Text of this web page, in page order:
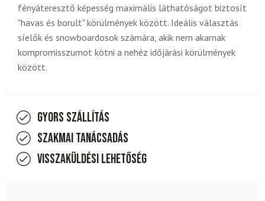
fényáteresztő képesség maximális láthatóságot biztosít
"havas és borult" körülmények között. Ideális választás
síelők és snowboardosok számára, akik nem akarnak
kompromisszumot kötni a nehéz időjárási körülmények
között.
Gyors szállítás
Szakmai tanácsadás
Visszaküldési lehetőség